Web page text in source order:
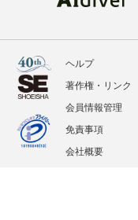
ヘルプ
著作権・リンク
会員情報管理
免責事項
会社概要